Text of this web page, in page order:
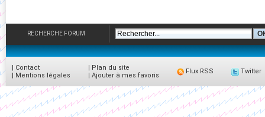
RECHERCHE FORUM
| Contact
| Mentions légales
| Plan du site
| Ajouter à mes favoris
Flux RSS Twitter